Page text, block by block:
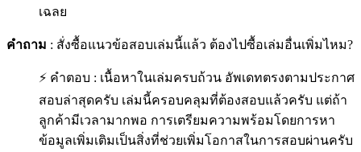
เฉลย
คำถาม : สั่งซื้อแนวข้อสอบเล่มนี้แล้ว ต้องไปซื้อเล่มอื่นเพิ่มไหม?
⚡ คำตอบ : เนื้อหาในเล่มครบถ้วน อัพเดทตรงตามประกาศ
สอบล่าสุดครับ เล่มนี้ครอบคลุมที่ต้องสอบแล้วครับ แต่ถ้า
ลูกค้ามีเวลามากพอ การเตรียมความพร้อมโดยการหา
ข้อมูลเพิ่มเติมเป็นสิ่งที่ช่วยเพิ่มโอกาสในการสอบผ่านครับ